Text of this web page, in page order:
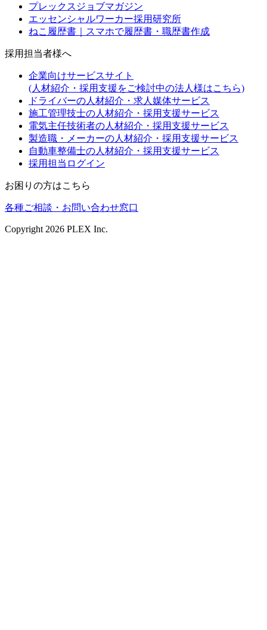
プレックスジョブマガジン
エッセンシャルワーカー採用研究所
ねこ履歴書｜スマホで履歴書・職歴書作成
採用担当者様へ
企業向けサービスサイト
(人材紹介・採用支援をご検討中の法人様はこちら)
ドライバーの人材紹介・求人媒体サービス
施工管理技士の人材紹介・採用支援サービス
電気主任技術者の人材紹介・採用支援サービス
製造職・メーカーの人材紹介・採用支援サービス
自動車整備士の人材紹介・採用支援サービス
採用担当ログイン
お困りの方はこちら
各種ご相談・お問い合わせ窓口
Copyright 2026 PLEX Inc.